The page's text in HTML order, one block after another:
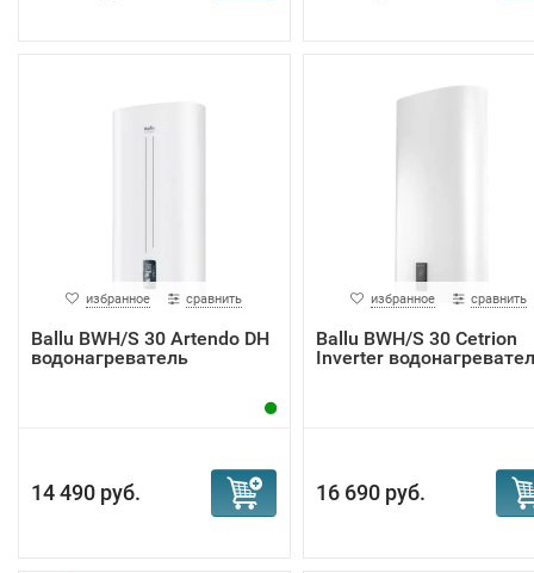
избранное сравнить
Ballu BWH/S 30 Artendo DH
водонагреватель
14 490 руб.
избранное сравнить
Ballu BWH/S 30 Cetrion
Inverter
16 690 руб.